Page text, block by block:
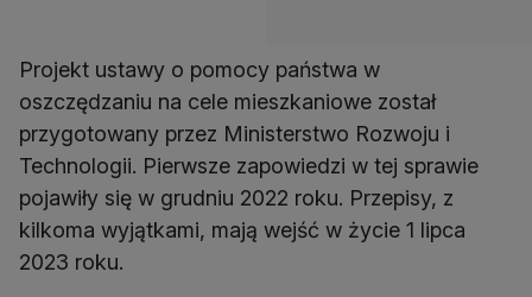
Projekt ustawy o pomocy państwa w
oszczędzaniu na cele mieszkaniowe został
przygotowany przez Ministerstwo Rozwoju i
Technologii. Pierwsze zapowiedzi w tej sprawie
pojawiły się w grudniu 2022 roku. Przepisy, z
kilkoma wyjątkami, mają wejść w życie 1 lipca
2023 roku.